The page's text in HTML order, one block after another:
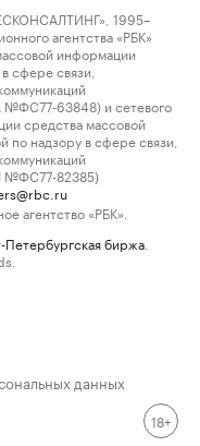
1995–
агентства «РБК»
информации
сфере связи,
№ФС77-63848) и сетевого
средства массовой
надзору в сфере связи,
№ФС77-82385)
агентство «РБК».
Петербургская биржа
данных
18+